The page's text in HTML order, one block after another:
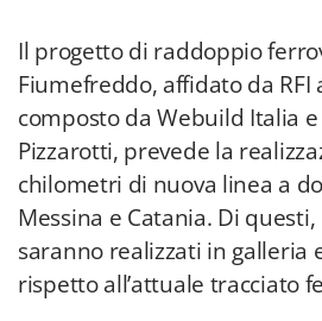
Il progetto di raddoppio
Fiumefreddo, affidato da RFI
composto da Webuild Italia
Pizzarotti, prevede la
chilometri di nuova linea a
Messina e Catania. Di
saranno realizzati in galleria
rispetto all’attuale tracciato